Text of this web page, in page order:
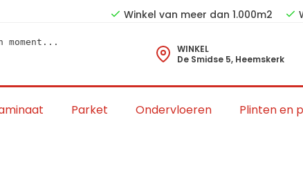
Winkel van meer dan 1.000m2
moment...
WINKEL
De Smidse 5, Heemskerk
Parket Ondervloeren Plinten en